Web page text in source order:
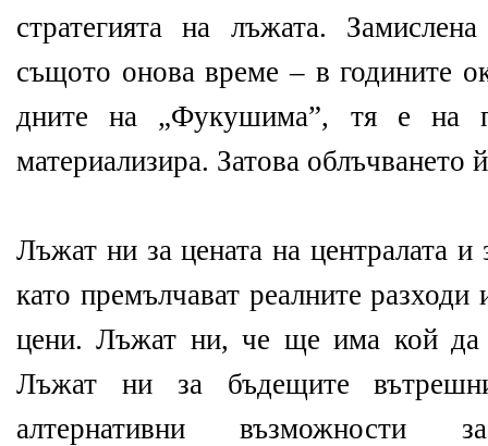
стратегията на лъжата.
същото онова време – в годините
дните на „Фукушима”, тя е на
материализира. Затова облъчването
Лъжат ни за цената на централата и
като премълчават реалните
цени. Лъжат ни, че ще има кой да
Лъжат ни за бъдещите
алтернативни възможности